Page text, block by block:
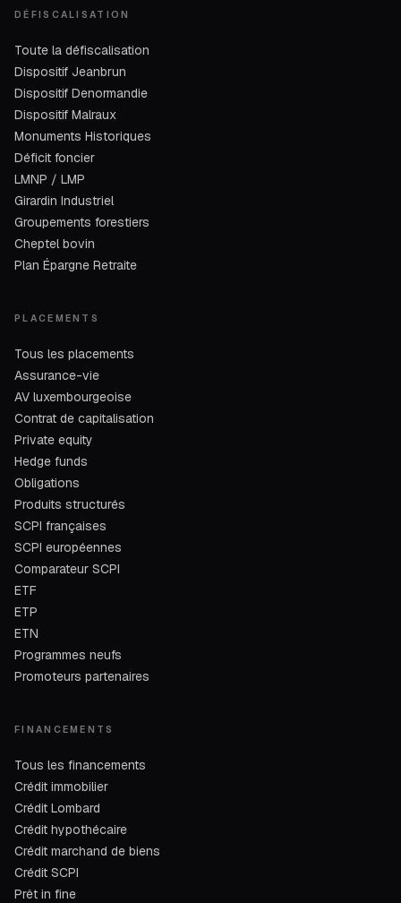
DÉFISCALISATION
Toute la défiscalisation
Dispositif Jeanbrun
Dispositif Denormandie
Dispositif Malraux
Monuments Historiques
Déficit foncier
LMNP / LMP
Girardin Industriel
Groupements forestiers
Cheptel bovin
Plan Épargne Retraite
PLACEMENTS
Tous les placements
Assurance-vie
AV luxembourgeoise
Contrat de capitalisation
Private equity
Hedge funds
Obligations
Produits structurés
SCPI françaises
SCPI européennes
Comparateur SCPI
ETF
ETP
ETN
Programmes neufs
Promoteurs partenaires
FINANCEMENTS
Tous les financements
Crédit immobilier
Crédit Lombard
Crédit hypothécaire
Crédit marchand de biens
Crédit SCPI
Prêt in fine